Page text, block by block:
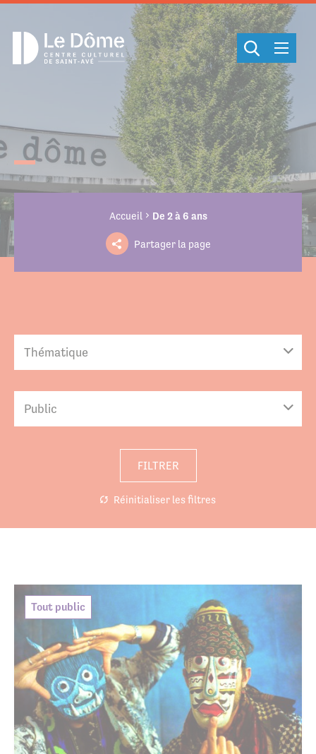
Accueil De 2 à 6 ans
Partager la page
Thématique
Public
FILTRER
Réinitialiser les filtres
Tout public
Cookies management panel